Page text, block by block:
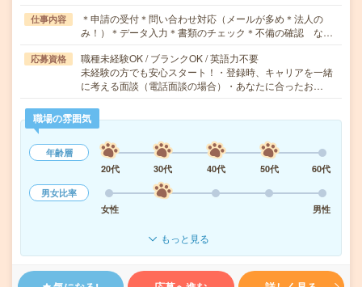
仕事内容
＊申請の受付＊問い合わせ対応（メールが多め＊法人の
み！）＊データ入力＊書類のチェック＊不備の確認 な…
応募資格
職種未経験OK / ブランクOK / 英語力不要
未経験の方でも安心スタート！・登録時、キャリアを一緒
に考える面談（電話面談の場合）・あなたに合ったお…
職場の雰囲気
年齢層
20代
30代 40代 50代
60代
男女比率
女性
男性
もっと見る